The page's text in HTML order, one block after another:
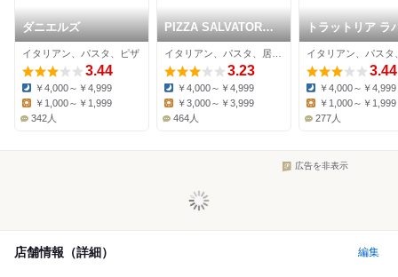
ダニエルズ
イタリアン、パスタ、ピザ
3.44
Dinner:
￥4,000～￥4,999
￥1,000～￥1,999
342人
PIZZA SALVATORE
CUOMO & GRILL 京
都
3.23
Dinner:
￥4,000～￥4,999
￥3,000～￥3,999
464人
トラットリア ラ
チェ
イタリアン、パスタ
3.44
Dinner:
￥4,000～￥4,999
￥1,000～￥1,999
277人
広告を非表示
店舗情報（詳細） 編集